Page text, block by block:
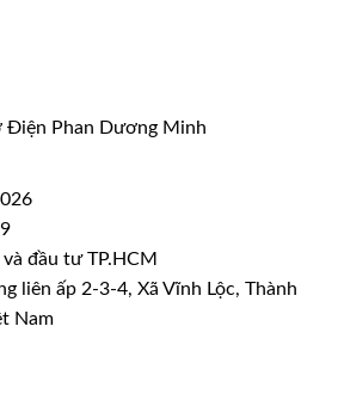
Điện Phan Dương Minh
đầu tư TP.HCM
liên ấp 2-3-4, Xã Vĩnh Lộc, Thành
Nam